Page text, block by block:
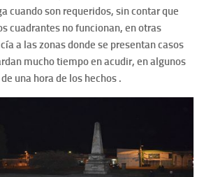
cuando son requeridos, sin contar que
cuadrantes no funcionan, en otras
a las zonas donde se presentan casos
mucho tiempo en acudir, en algunos
una hora de los hechos .